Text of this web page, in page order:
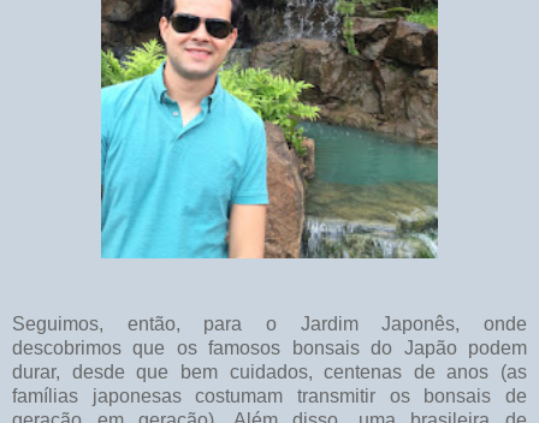
Seguimos, então, para o Jardim Japonês, onde
descobrimos que os famosos bonsais do Japão podem
durar, desde que bem cuidados, centenas de anos (as
famílias japonesas costumam transmitir os bonsais de